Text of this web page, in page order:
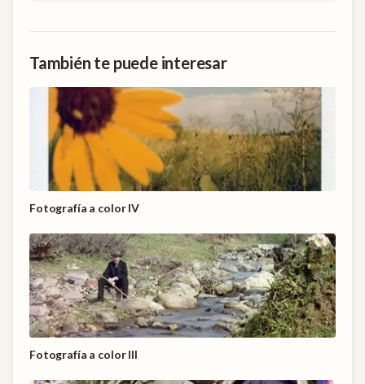
También te puede interesar
Fotografía a color IV
Fotografía a color III